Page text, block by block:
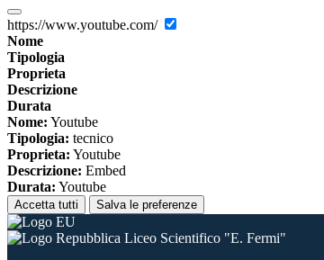
https://www.youtube.com/
Nome
Tipologia
Proprieta
Descrizione
Durata
Nome: Youtube
Tipologia: tecnico
Proprieta: Youtube
Descrizione: Embed
Durata: Youtube
Accetta tutti Salva le preferenze
Liceo Scientifico "E. Fermi"